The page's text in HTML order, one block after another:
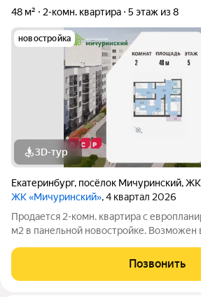
48 м²
2-комн. квартира 5 этаж из 8
новостройка
3D-тур
Екатеринбург, посёлок Мичуринский,ЖК
ЖК «Мичуринский», 4 квартал 2026
Продается 2-комн. квартира с
м2 в панельной новостройке. Возможен
кухня 4.9 м2, отделка под ключ, балконов
располагается на 5 этаже
Позвонить